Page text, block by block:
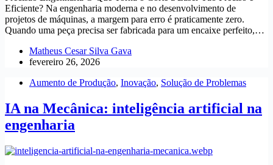
Eficiente? Na engenharia moderna e no desenvolvimento de
projetos de máquinas, a margem para erro é praticamente zero.
Quando uma peça precisa ser fabricada para um encaixe perfeito,…
Matheus Cesar Silva Gava
fevereiro 26, 2026
Aumento de Produção, Inovação, Solução de Problemas
IA na Mecânica: inteligência artificial na
engenharia